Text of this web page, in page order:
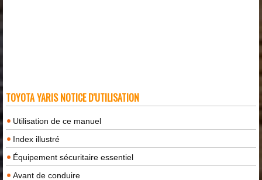
TOYOTA YARIS NOTICE D'UTILISATION
Utilisation de ce manuel
Index illustré
Équipement sécuritaire essentiel
Avant de conduire